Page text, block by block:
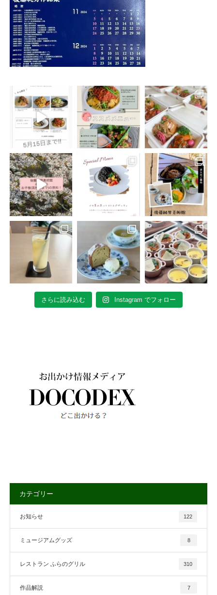
さらに読み込む Instagram でフォロー
カテゴリー
お知らせ 122
ミュージアムグッズ 8
レストラン ふらのグリル 310
作品解説 7